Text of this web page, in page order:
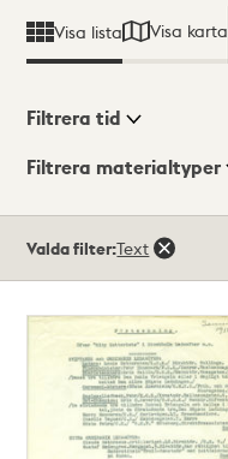
Visa lista Visa karta
Visningsläge
Filtrera tid
Filtrera materialtyper
träffar
Valda filter:Text